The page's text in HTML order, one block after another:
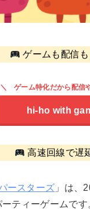
ゲームも配信
ゲーム特化だから配信
hi-ho with
高速回線で遅
ースターズ 」は、
ティーゲームです